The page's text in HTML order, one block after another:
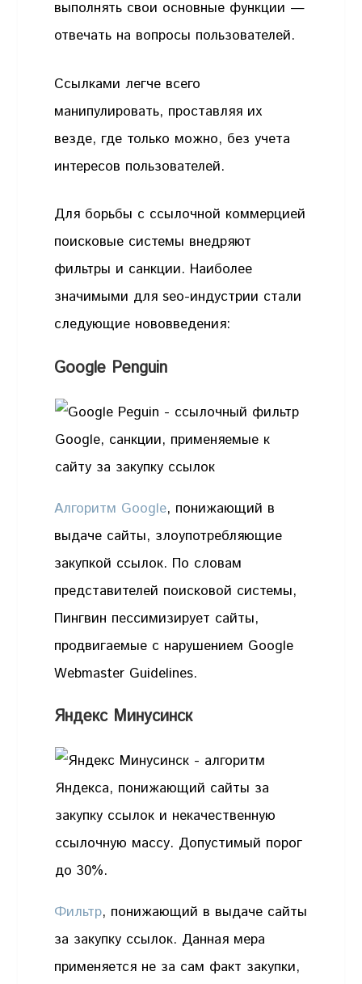
выполнять свои основные функции —
отвечать на вопросы пользователей.
Ссылками легче всего
манипулировать, проставляя их
везде, где только можно, без учета
интересов пользователей.
Для борьбы с ссылочной коммерцией
поисковые системы внедряют
фильтры и санкции. Наиболее
значимыми для seo-индустрии стали
следующие нововведения:
Google Penguin
Алгоритм Google, понижающий в
выдаче сайты, злоупотребляющие
закупкой ссылок. По словам
представителей поисковой системы,
Пингвин пессимизирует сайты,
продвигаемые с нарушением Google
Webmaster Guidelines.
Яндекс Минусинск
Фильтр, понижающий в выдаче сайты
за закупку ссылок. Данная мера
применяется не за сам факт закупки,